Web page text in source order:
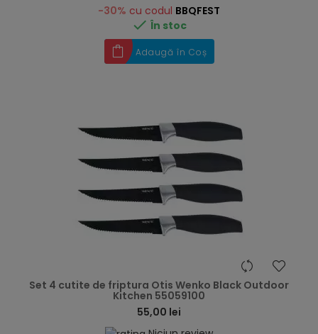
-30% cu codul BBQFEST
 În stoc
Adaugă în Coș
Set 4 cutite de friptura Otis Wenko Black Outdoor
Kitchen 55059100
55,00 lei